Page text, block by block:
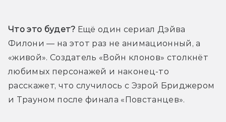
Что это будет? Ещё один сериал Дэйва
Филони — на этот раз не анимационный, а
«живой». Создатель «Войн клонов» столкнёт
любимых персонажей и наконец-то
расскажет, что случилось с Эзрой Бриджером
и Трауном после финала «Повстанцев».